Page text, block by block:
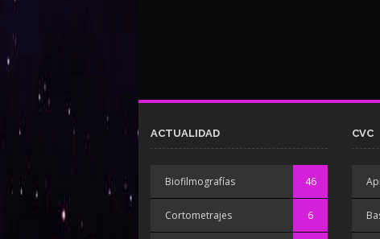
ACTUALIDAD
Biofilmografías 46
Cortometrajes 6
CVC